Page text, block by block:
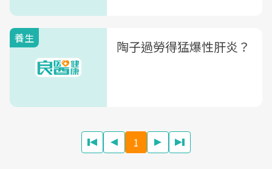
養生 陶子過勞得猛爆性肝炎？
1